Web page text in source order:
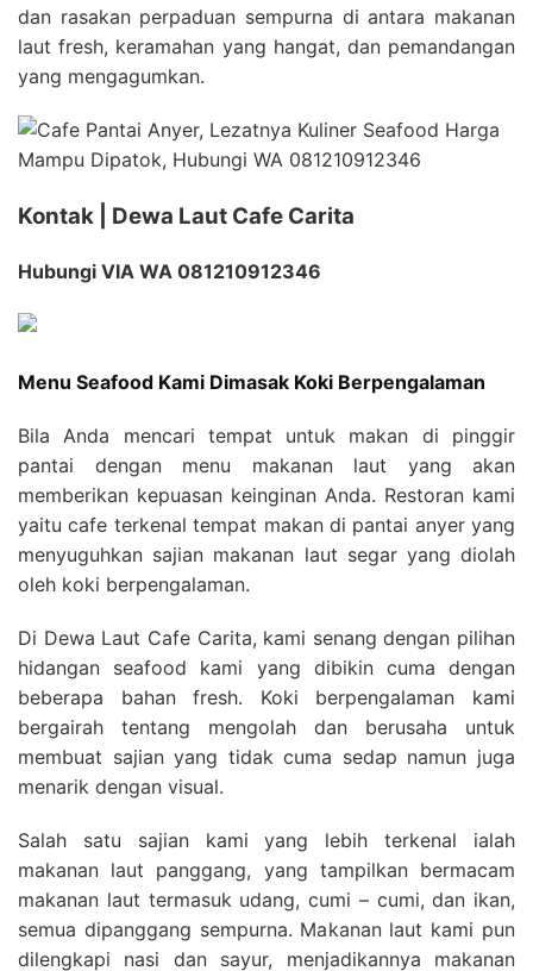
dan rasakan perpaduan sempurna di antara makanan
laut fresh, keramahan yang hangat, dan pemandangan
yang mengagumkan.
Kontak | Dewa Laut Cafe Carita
Hubungi VIA WA 081210912346
Menu Seafood Kami Dimasak Koki Berpengalaman
Bila Anda mencari tempat untuk makan di pinggir
pantai dengan menu makanan laut yang akan
memberikan kepuasan keinginan Anda. Restoran kami
yaitu cafe terkenal tempat makan di pantai anyer yang
menyuguhkan sajian makanan laut segar yang diolah
oleh koki berpengalaman.
Di Dewa Laut Cafe Carita, kami senang dengan pilihan
hidangan seafood kami yang dibikin cuma dengan
beberapa bahan fresh. Koki berpengalaman kami
bergairah tentang mengolah dan berusaha untuk
membuat sajian yang tidak cuma sedap namun juga
menarik dengan visual.
Salah satu sajian kami yang lebih terkenal ialah
makanan laut panggang, yang tampilkan bermacam
makanan laut termasuk udang, cumi – cumi, dan ikan,
semua dipanggang sempurna. Makanan laut kami pun
dilengkapi nasi dan sayur, menjadikannya makanan